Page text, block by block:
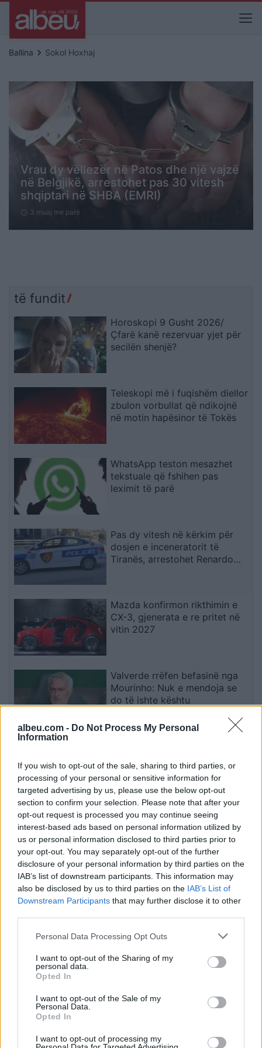
albeu.com - Do Not Process My Personal
Information
If you wish to opt-out of the sale, sharing to third parties, or
processing of your personal or sensitive information for
targeted advertising by us, please use the below opt-out
section to confirm your selection. Please note that after your
opt-out request is processed you may continue seeing
interest-based ads based on personal information utilized by
us or personal information disclosed to third parties prior to
your opt-out. You may separately opt-out of the further
disclosure of your personal information by third parties on the
IAB’s list of downstream participants. This information may
also be disclosed by us to third parties on the IAB’s List of
Downstream Participants that may further disclose it to other
Personal Data Processing Opt Outs
I want to opt-out of the Sharing of my
personal data.
Opted In
I want to opt-out of the Sale of my
Personal Data.
Opted In
I want to opt-out of processing my
Ballina keyboard_arrow_right Sokol Hoxhaj
Vrau dy vëllezër në Patos dhe një vajzë
në Belgjikë, arrestohet pas 30 vitesh
shqiptari në SHBA (EMRI)
schedule 3 muaj me parë
të fundit
Horoskopi 9 Gusht 2026/
Çfarë kanë rezervuar yjet për
secilën shenjë?
Teleskopi më i fuqishëm diellor
zbulon vorbullat që ndikojnë
në motin hapësinor të Tokës
WhatsApp teston mesazhet
tekstuale që fshihen pas
leximit të parë
Pas dy vitesh në kërkim për
dosjen e inceneratorit të
Tiranës, arrestohet Renardo
Mazda konfirmon rikthimin e
CX-3, gjenerata e re pritet në
vitin 2027
Valverde rrëfen befasinë nga
Mourinho: Nuk e mendoja se
do të ishte kështu
dhe flakët u përhapën drejt
malit
Esim for USA|Esim for Italy|Esim for Spain | Esim